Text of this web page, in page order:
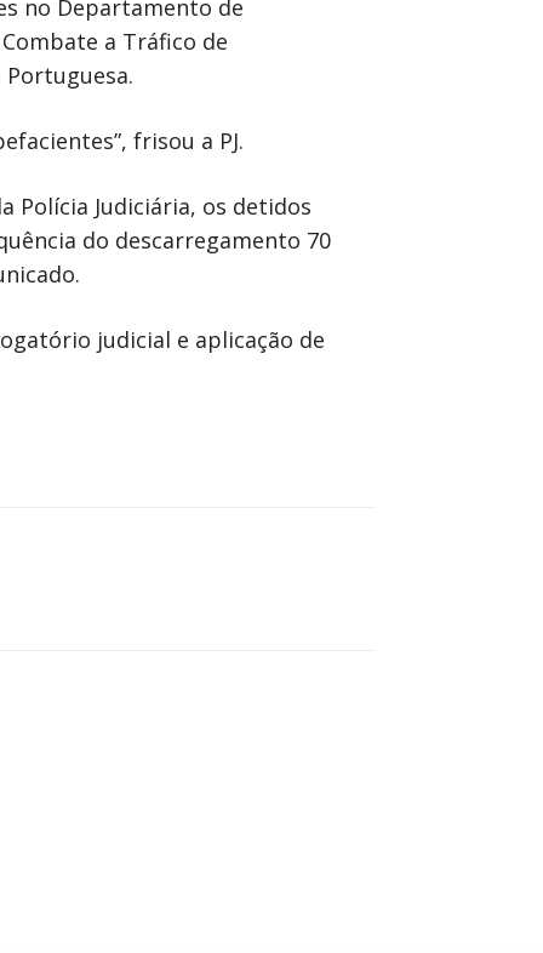
no Departamento de
a Tráfico de
Portuguesa.
frisou a PJ.
Polícia Judiciária, os detidos
do descarregamento 70
judicial e aplicação de